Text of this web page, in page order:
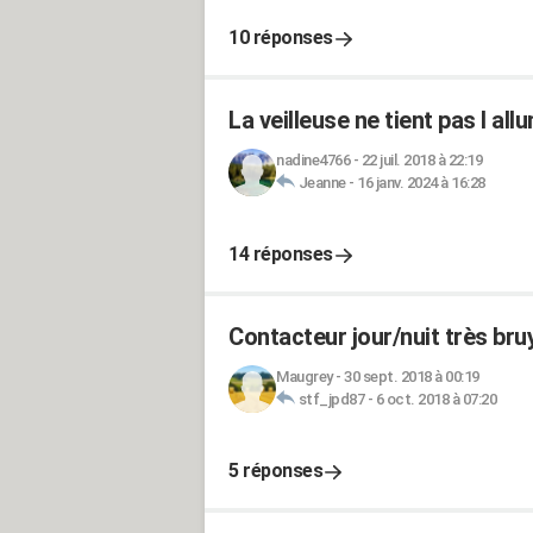
10 réponses
La veilleuse ne tient pas l
nadine4766- 22 juil. 2018 à 22:19
Jeanne- 16 janv. 2024 à 16:28
14 réponses
Contacteur jour/nuit très
Maugrey- 30 sept. 2018 à 00:19
stf_jpd87- 6 oct. 2018 à 07:20
5 réponses